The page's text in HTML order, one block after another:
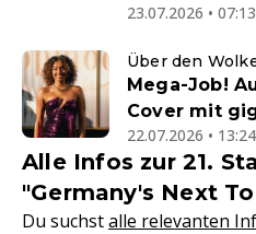
23.07.2026 •
Über den
Mega-Job!
Cover mit
22.07.2026 •
Alle Infos zur 21.
"Germany's Next
Du suchstalle relevanten